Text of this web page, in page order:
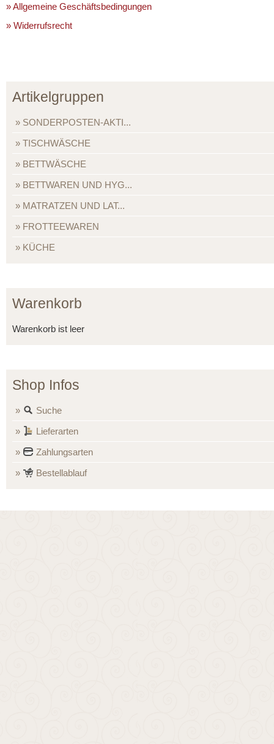
Artikelgruppen
SONDERPOSTEN-AKTI...
TISCHWÄSCHE
BETTWÄSCHE
BETTWAREN UND HYG...
MATRATZEN UND LAT...
FROTTEEWAREN
KÜCHE
Warenkorb
Warenkorb ist leer
Shop Infos
Suche
Lieferarten
Zahlungsarten
Bestellablauf
» Allgemeine Geschäftsbedingungen
» Widerrufsrecht